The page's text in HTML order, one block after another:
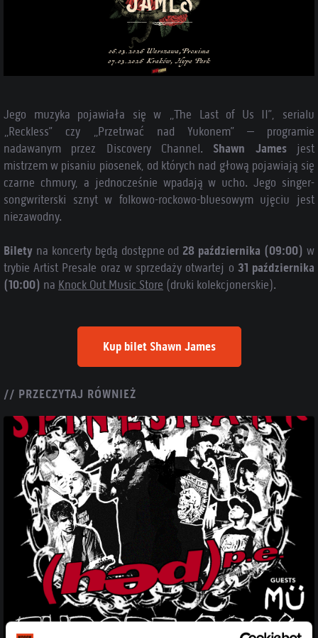
Jego muzyka pojawiała się w „The Last of Us II”, serialu
„Reckless” czy „Przetrwać nad Yukonem” – programie
nadawanym przez Discovery Channel. Shawn Jamesjest
mistrzem w pisaniu piosenek, od których nad głową pojawiają się
czarne chmury, a jednocześnie wpadają w ucho. Jego singer-
songwriterski sznyt w folkowo-rockowo-bluesowym ujęciu jest
niezawodny.
Bilety na koncerty będą dostępne od 28 października (09:00) w
trybie Artist Presale oraz w sprzedaży otwartej o 31 października
(10:00) na Knock Out Music Store (druki kolekcjonerskie).
Kup bilet Shawn James
// PRZECZYTAJ RÓWNIEŻ